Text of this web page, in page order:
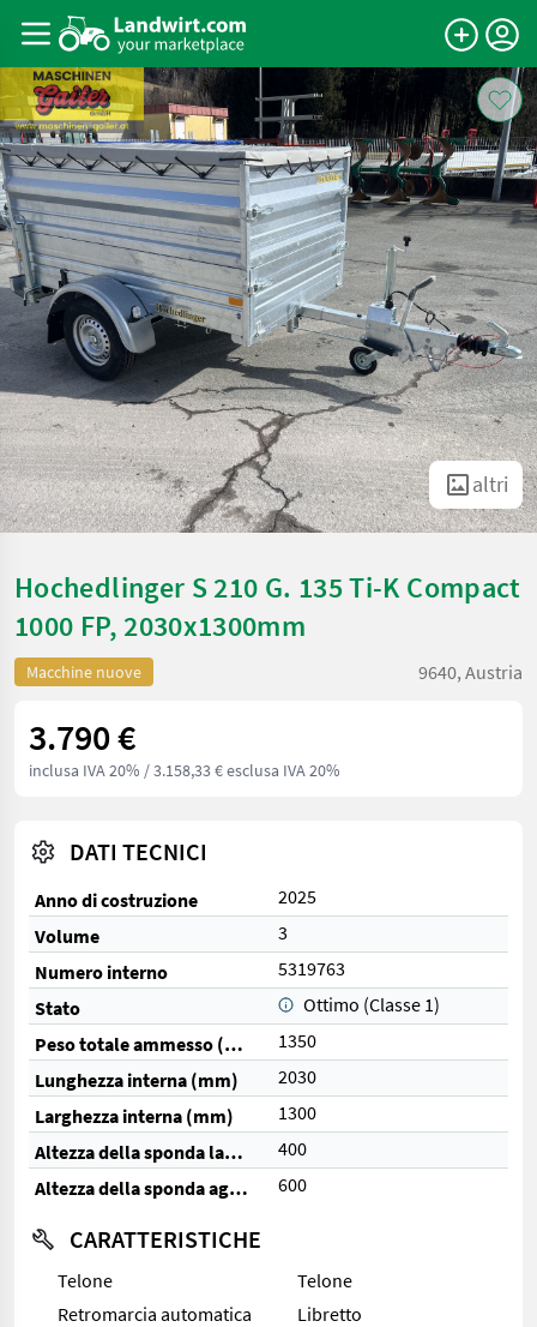
altri
Hochedlinger S 210 G. 135 Ti-K Compact
1000 FP, 2030x1300mm
Macchine nuove 9640, Austria
3.790 €
inclusa IVA 20% / 3.158,33 € esclusa IVA 20%
DATI TECNICI
Anno di costruzione
2025
Volume
3
Numero interno
5319763
Stato
Ottimo (Classe 1)
Peso totale ammesso (kg)
1350
Lunghezza interna (mm)
2030
Larghezza interna (mm)
1300
Altezza della sponda laterale (mm)
400
Altezza della sponda aggiuntiva (mm)
600
CARATTERISTICHE
Telone
Telone
Retromarcia automatica
Libretto